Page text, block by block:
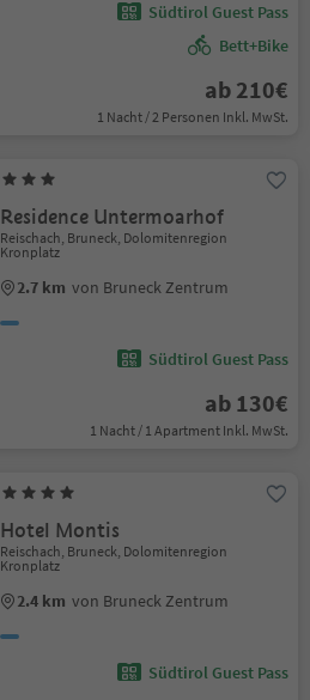
Südtirol Guest Pass
Bett+Bike
ab 210€
1 Nacht / 2 Personen Inkl. MwSt.
Residence Untermoarhof
Reischach, Bruneck, Dolomitenregion
Kronplatz
2.7 km von Bruneck Zentrum
Südtirol Guest Pass
ab 130€
1 Nacht / 1 Apartment Inkl. MwSt.
Hotel Montis
Reischach, Bruneck, Dolomitenregion
Kronplatz
2.4 km von Bruneck Zentrum
Südtirol Guest Pass